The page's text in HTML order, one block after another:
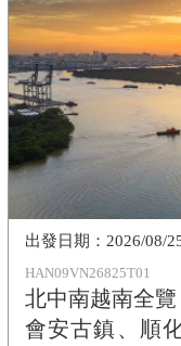
HAN09VN26825T01
北中南越南全覽
會安古鎮、順
2026/08/